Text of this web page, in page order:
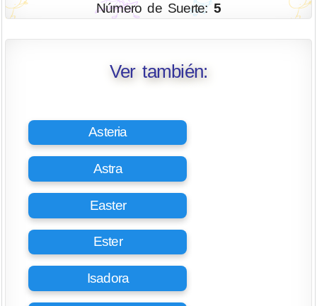
Número de Suerte: 5
Ver también:
Asteria
Astra
Easter
Ester
Isadora